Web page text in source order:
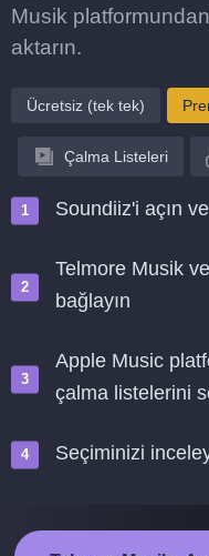
Musik
aktarın.
Ücretsiz (tek tek)
Çalma Listeleri
Soundiiz'i açın
Telmore Musik
bağlayın
Apple Music
çalma listelerini
Seçiminizi